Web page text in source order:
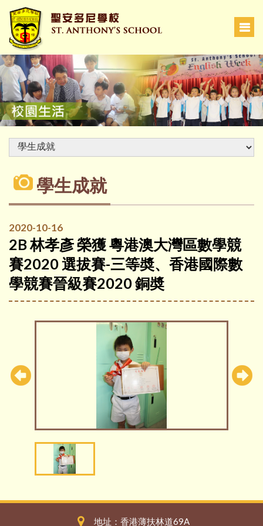
學生成就
2020-10-16
2B 林孝彥 榮獲 粵港澳大灣區數學競
賽2020 選拔賽-三等奬、香港國際數
學競賽晉級賽2020 銅奬
地址：香港薄扶林道69A